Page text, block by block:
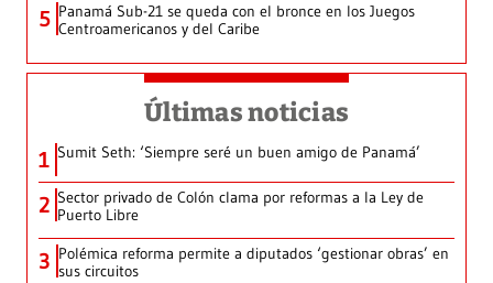
5 Panamá Sub-21 se queda con el bronce en los Juegos
Centroamericanos y del Caribe
Últimas noticias
1 Sumit Seth: ‘Siempre seré un buen amigo de Panamá’
2 Sector privado de Colón clama por reformas a la Ley de
Puerto Libre
3 Polémica reforma permite a diputados ‘gestionar obras’ en
sus circuitos